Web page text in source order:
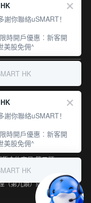
央編號：
合約交易(第二類) 、
供意見(第五類) 、就機
（第九類）牌照。
謝你聯絡uSMART！
時開戶優惠︰新客開
美股免佣^
HK
謝你聯絡uSMART！
時開戶優惠︰新客開
美股免佣^
HK